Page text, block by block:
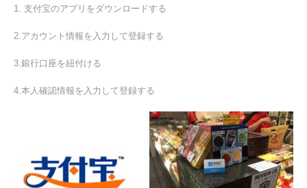
1. 支付宝のアプリをダウンロードする
2.アカウント情報を入力して登録する
3.銀行口座を紐付ける
4.本人確認情報を入力して登録する